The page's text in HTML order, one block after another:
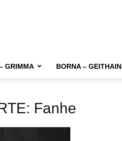
GRIMMA BORNA – GEITHAIN
Fanhe